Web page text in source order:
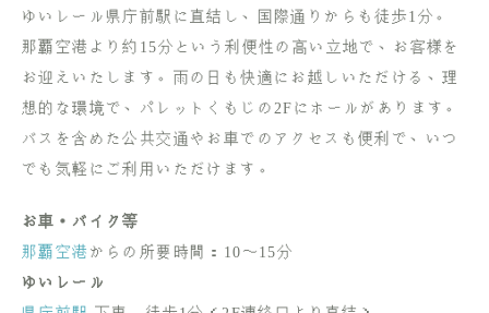
ゆいレール県庁前駅に直結し、国際通りからも徒歩1分。
那覇空港より約15分という利便性の高い立地で、お客様を
お迎えいたします。雨の日も快適にお越しいただける、理
想的な環境で、パレットくもじの2Fにホールがあります。
バスを含めた公共交通やお車でのアクセスも便利で、いつ
でも気軽にご利用いただけます。
お車・バイク等
那覇空港 からの所要時間：10〜15分
ゆいレール